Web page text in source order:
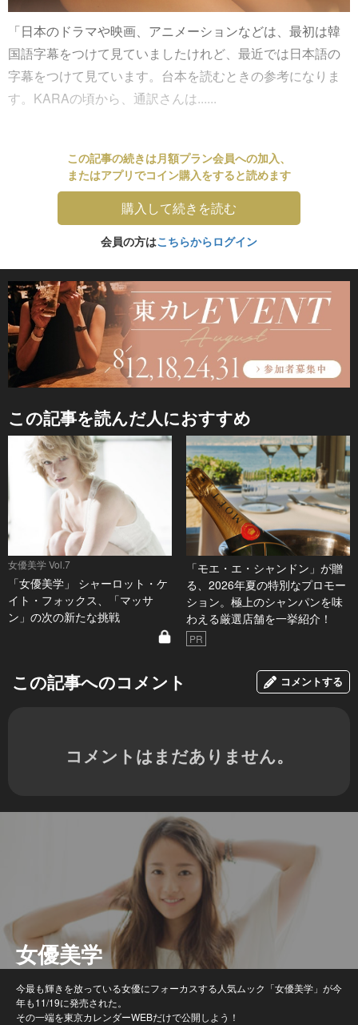
「日本のドラマや映画、アニメーションなどは、最初は韓
国語字幕をつけて見ていましたけれど、最近では日本語の
字幕をつけて見ています。台本を読むときの参考になりま
す。KARAの頃から、通訳さんは......
この記事の続きは月額プラン会員への加入、
またはアプリでコイン購入をすると読めます
購入して続きを読む
会員の方はこちらからログイン
この記事を読んだ人におすすめ
女優美学 Vol.7
「女優美学」 シャーロット・ケ
イト・フォックス、「マッサ
ン」の次の新たな挑戦
「モエ・エ・シャンドン」が贈
る、2026年夏の特別なプロモー
ション。極上のシャンパンを味
わえる厳選店舗を一挙紹介！
PR
この記事へのコメント コメントする
コメントはまだありません。
女優美学
今最も輝きを放っている女優にフォーカスする人気ムック「女優美学」が今
年も11/19に発売された。
その一端を東京カレンダーWEBだけで公開しよう！